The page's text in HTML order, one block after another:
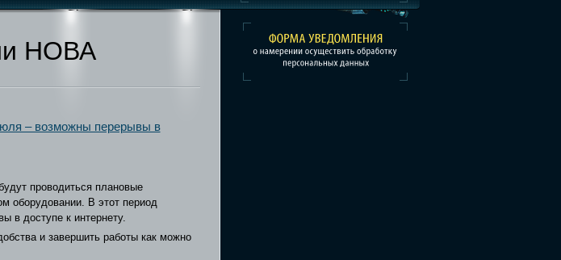
НОВА
– возможны перерывы в
проводиться плановые
оборудовании. В этот период
в доступе к интернету.
и завершить работы как можно